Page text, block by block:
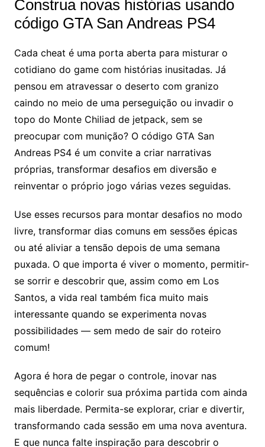
Construa novas histórias usando
código GTA San Andreas PS4
Cada cheat é uma porta aberta para misturar o
cotidiano do game com histórias inusitadas. Já
pensou em atravessar o deserto com granizo
caindo no meio de uma perseguição ou invadir o
topo do Monte Chiliad de jetpack, sem se
preocupar com munição? O código GTA San
Andreas PS4 é um convite a criar narrativas
próprias, transformar desafios em diversão e
reinventar o próprio jogo várias vezes seguidas.
Use esses recursos para montar desafios no modo
livre, transformar dias comuns em sessões épicas
ou até aliviar a tensão depois de uma semana
puxada. O que importa é viver o momento, permitir-
se sorrir e descobrir que, assim como em Los
Santos, a vida real também fica muito mais
interessante quando se experimenta novas
possibilidades — sem medo de sair do roteiro
comum!
Agora é hora de pegar o controle, inovar nas
sequências e colorir sua próxima partida com ainda
mais liberdade. Permita-se explorar, criar e divertir,
transformando cada sessão em uma nova aventura.
E que nunca falte inspiração para descobrir o